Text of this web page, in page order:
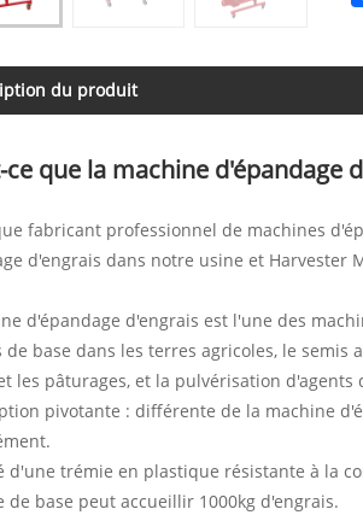
du produit
ce que la machine d'épandage
fabricant professionnel de machines
d'engrais dans notre usine et
d'épandage d'engrais est l'une des
de base dans les terres agricoles, le
les pâturages, et la pulvérisation d'agents
pivotante : différente de la machine
d'une trémie en plastique résistante à la
de base peut accueillir 1000kg d'engrais.